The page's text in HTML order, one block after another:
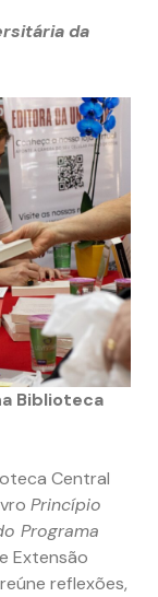
da
Biblioteca
Central
Princípio
Programa
Extensão
reflexões,